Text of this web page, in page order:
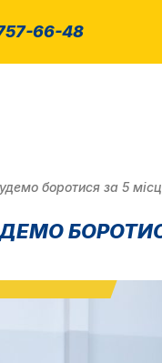
66-48
боротися за 5